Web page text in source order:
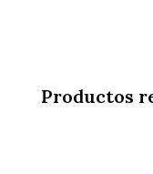
Productos